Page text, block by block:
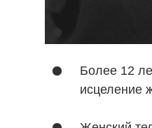
Более 12
исцеление